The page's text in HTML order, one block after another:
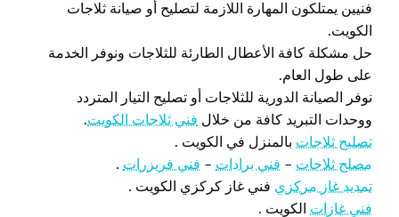
فنيين يمتلكون المهارة اللازمة لتصليح أو صيانة ثلاجات
الكويت.
حل مشكلة كافة الأعطال الطارئة للثلاجات ونوفر الخدمة
على طول العام.
نوفر الصيانة الدورية للثلاجات أو تصليح التيار المتردد
ووحدات التبريد كافة من خلال فني ثلاجات الكويت.
تصليح ثلاجات بالمنزل في الكويت .
مصلح ثلاجات – فني برادات – فني فريزرات .
تمديد غاز مركزي فني غاز كركزي الكويت .
فني غازات الكويت .